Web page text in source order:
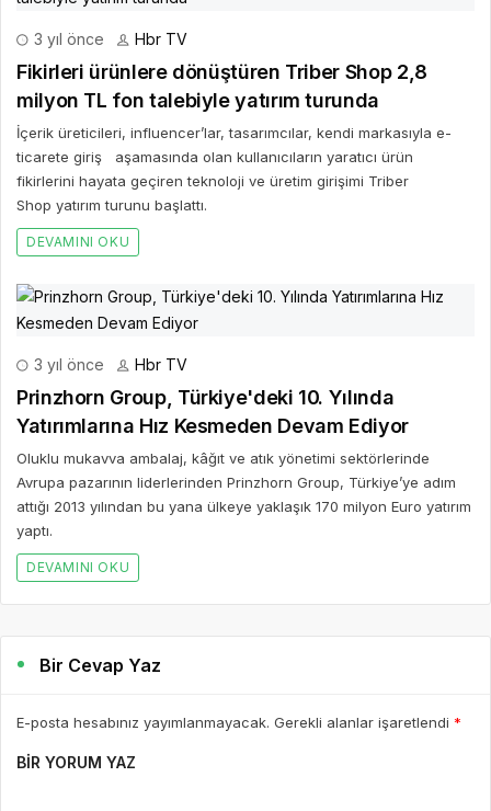
3 yıl önce Hbr TV
Fikirleri ürünlere dönüştüren Triber Shop 2,8
milyon TL fon talebiyle yatırım turunda
İçerik üreticileri, influencer’lar, tasarımcılar, kendi markasıyla e-
ticarete giriş aşamasında olan kullanıcıların yaratıcı ürün
fikirlerini hayata geçiren teknoloji ve üretim girişimi Triber
Shop yatırım turunu başlattı.
DEVAMINI OKU
3 yıl önce Hbr TV
Prinzhorn Group, Türkiye'deki 10. Yılında
Yatırımlarına Hız Kesmeden Devam Ediyor
Oluklu mukavva ambalaj, kâğıt ve atık yönetimi sektörlerinde
Avrupa pazarının liderlerinden Prinzhorn Group, Türkiye’ye adım
attığı 2013 yılından bu yana ülkeye yaklaşık 170 milyon Euro yatırım
yaptı.
DEVAMINI OKU
Bir Cevap Yaz
E-posta hesabınız yayımlanmayacak. Gerekli alanlar işaretlendi *
BIR YORUM YAZ